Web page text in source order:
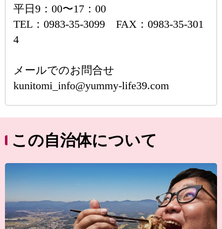
平日9：00〜17：00
TEL：0983-35-3099 FAX：0983-35-301
4
メールでのお問合せ
kunitomi_info@yummy-life39.com
この自治体について